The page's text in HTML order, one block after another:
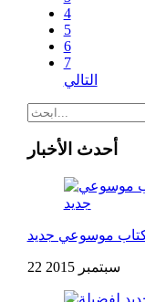
4
5
6
7
التالي
أحدث الأخبار
كتاب موسوعي جديد
22 سبتمبر 2015